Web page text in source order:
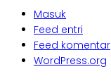
Masuk
Feed entri
Feed komentar
WordPress.org